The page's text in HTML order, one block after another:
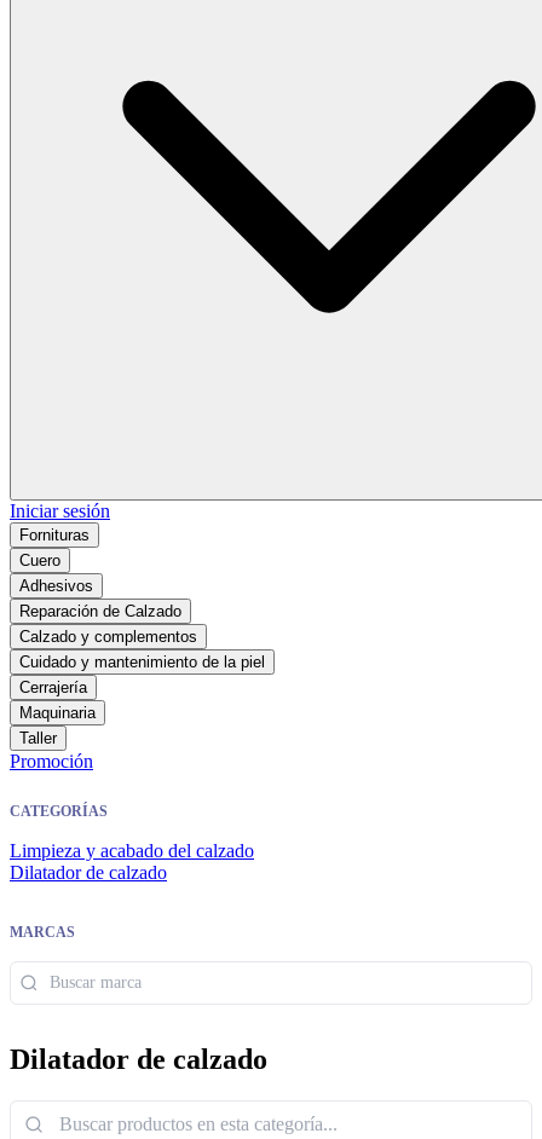
Iniciar sesión
Fornituras
Cuero
Adhesivos
Reparación de Calzado
Calzado y complementos
Cuidado y mantenimiento de la piel
Cerrajería
Maquinaria
Taller
Promoción
CATEGORÍAS
Limpieza y acabado del calzado
Dilatador de calzado
MARCAS
Dilatador de calzado